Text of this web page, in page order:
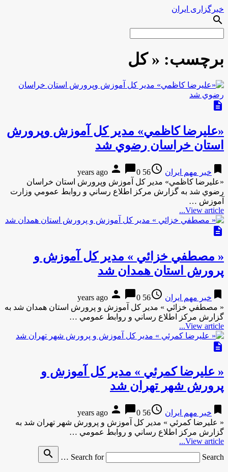
خبرگزاری ایران
search
برچسب: « كل
description
«عليرضا كاظمي» مدير كل آموزش وپرورش
استان خراسان رضوي شد
bookmark خبر مهم ایران access_time
56 years ago
person chat_bubble0
«عليرضا كاظمي» مدير كل آموزش وپرورش استان خراسان
رضوي شد به گزارش مركز اطلاع رساني و روابط عمومي وزارت
آموزش …
View article...
description
« مصطفي خزائي » مدير كل آموزش و
پرورش استان همدان شد
bookmark خبر مهم ایران access_time
56 years ago
person chat_bubble0
« مصطفي خزائي » مدير كل آموزش و پرورش استان همدان شد به
گزارش مركز اطلاع رساني و روابط عمومي …
View article...
description
« عليرضا كمرئي » مدير كل آموزش و
پرورش شهر تهران شد
bookmark خبر مهم ایران access_time
56 years ago
person chat_bubble0
« عليرضا كمرئي » مدير كل آموزش و پرورش شهر تهران شد به
گزارش مركز اطلاع رساني و روابط عمومي …
View article...
Search for
Search …
search